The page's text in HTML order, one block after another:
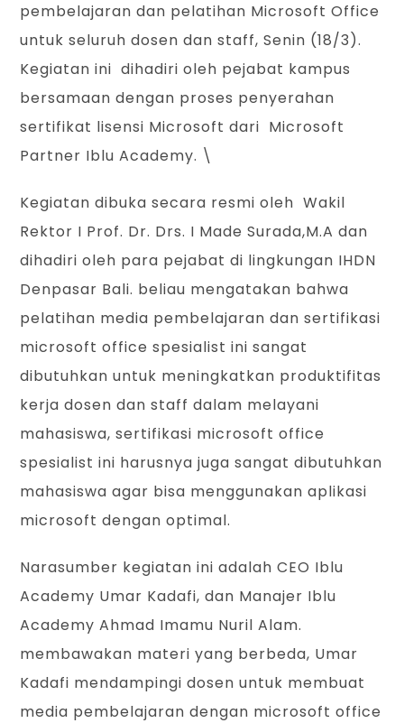
pembelajaran dan pelatihan Microsoft Office
untuk seluruh dosen dan staff, Senin (18/3).
Kegiatan ini dihadiri oleh pejabat kampus
bersamaan dengan proses penyerahan
sertifikat lisensi Microsoft dari Microsoft
Partner Iblu Academy. \
Kegiatan dibuka secara resmi oleh Wakil
Rektor I Prof. Dr. Drs. I Made Surada,M.A dan
dihadiri oleh para pejabat di lingkungan IHDN
Denpasar Bali. beliau mengatakan bahwa
pelatihan media pembelajaran dan sertifikasi
microsoft office spesialist ini sangat
dibutuhkan untuk meningkatkan produktifitas
kerja dosen dan staff dalam melayani
mahasiswa, sertifikasi microsoft office
spesialist ini harusnya juga sangat dibutuhkan
mahasiswa agar bisa menggunakan aplikasi
microsoft dengan optimal.
Narasumber kegiatan ini adalah CEO Iblu
Academy Umar Kadafi, dan Manajer Iblu
Academy Ahmad Imamu Nuril Alam.
membawakan materi yang berbeda, Umar
Kadafi mendampingi dosen untuk membuat
media pembelajaran dengan microsoft office